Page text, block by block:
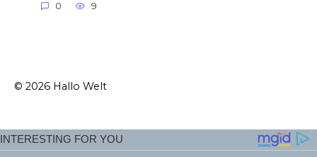
0 9
© 2026 Hallo Welt